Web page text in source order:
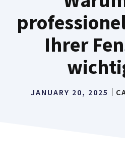
Ihrer
JANUARY 20, 2025